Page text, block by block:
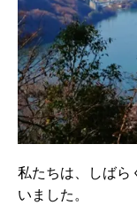
私たちは、しばら
いました。